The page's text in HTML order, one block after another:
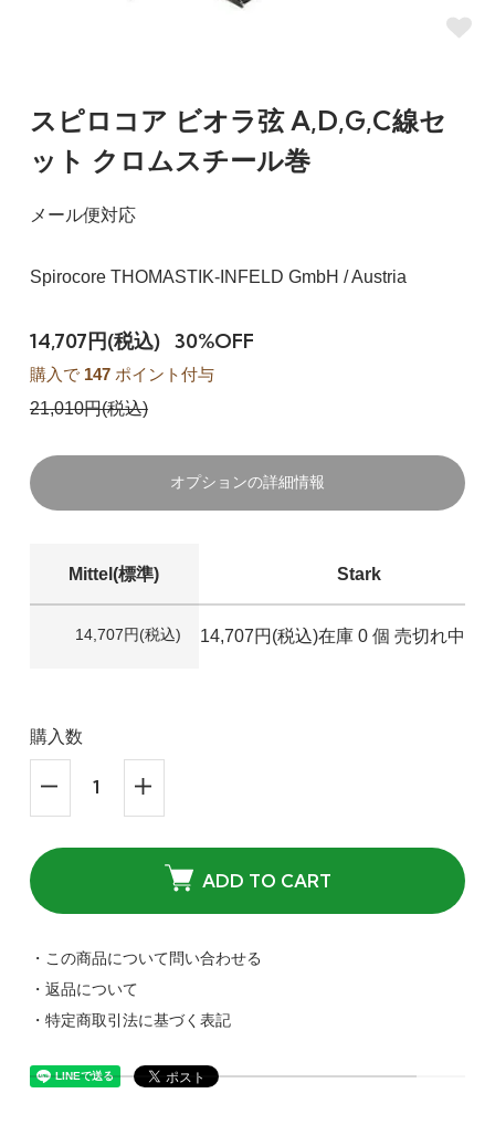
スピロコア ビオラ弦 A,D,G,C線セ
ット クロムスチール巻
メール便対応
Spirocore THOMASTIK-INFELD GmbH / Austria
14,707円(税込) 30%OFF
購入で 147ポイント付与
21,010円(税込)
オプションの詳細情報
Mittel(標準) Stark
14,707円(税込) 14,707円(税込)在庫 0 個 売切れ中で
購入数
ADD TO CART
・この商品について問い合わせる
・返品について
・特定商取引法に基づく表記